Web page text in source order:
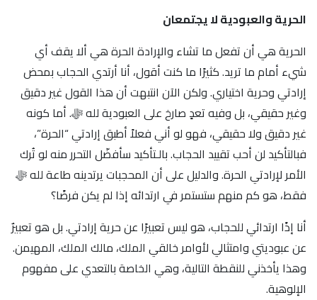
الحرية والعبودية لا يجتمعان
الحرية هي أن تفعل ما تشاء والإرادة الحرة هي ألا يقف أي
شيء أمام ما تريد. كثيرًا ما كنت أقول، أنا أرتدي الحجاب بمحض
إرادتي وحرية اختياري. ولكن الآن انتبهت أن هذا القول غير دقيق
وغير حقيقي، بل وفيه تعدٍ صارخ على العبودية لله ﷻ. أما كونه
غير دقيق ولا حقيقي، فهو لو أني فعلاً أطبق إرادتي “الحرة”،
فبالتأكيد لن أحب تقييد الحجاب. بالـتأكيد سأفضّل التحرر منه لو تُرك
الأمر لإرادتي الحرة. والدليل على أن المحجبات يرتدينه طاعة لله ﷻ
فقط، هو كم منهم ستستمر في ارتدائه إذا لم يكن فرضًا؟
أنا إذًا ارتدائي للحجاب، هو ليس تعبيرًا عن حرية إرادتي. بل هو تعبيرٌ
عن عبوديتي وامتثالي لأوامر خالقي الملك، مالك الملك، المهيمن.
وهذا يأخذني للنقطة التالية، وهي الخاصة بالتعدي على مفهوم
الإلوهية.